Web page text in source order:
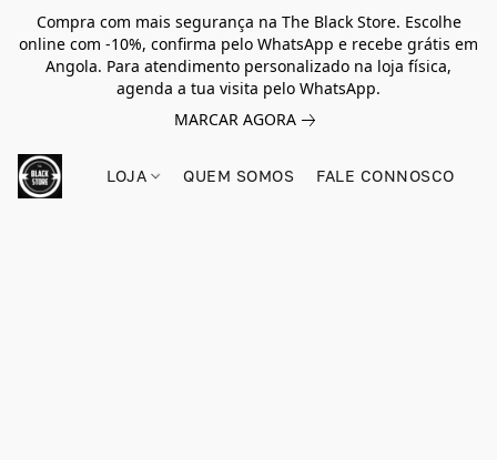
Compra com mais segurança na The Black Store. Escolhe
online com -10%, confirma pelo WhatsApp e recebe grátis em
Angola. Para atendimento personalizado na loja física,
agenda a tua visita pelo WhatsApp.
MARCAR AGORA
LOJA QUEM SOMOS FALE CONNOSCO